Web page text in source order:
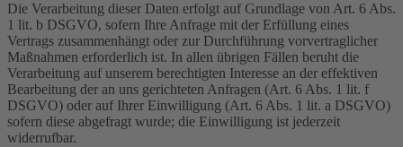
Die Verarbeitung dieser Daten erfolgt auf Grundlage von Art. 6 Abs.
1 lit. b DSGVO, sofern Ihre Anfrage mit der Erfüllung eines
Vertrags zusammenhängt oder zur Durchführung vorvertraglicher
Maßnahmen erforderlich ist. In allen übrigen Fällen beruht die
Verarbeitung auf unserem berechtigten Interesse an der effektiven
Bearbeitung der an uns gerichteten Anfragen (Art. 6 Abs. 1 lit. f
DSGVO) oder auf Ihrer Einwilligung (Art. 6 Abs. 1 lit. a DSGVO)
sofern diese abgefragt wurde; die Einwilligung ist jederzeit
widerrufbar.